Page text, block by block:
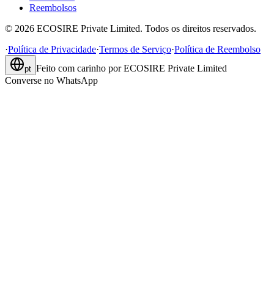
Reembolsos
© 2026 ECOSIRE Private Limited. Todos os direitos reservados.
·Política de Privacidade·Termos de Serviço·Política de Reembolso
pt Feito com carinho por ECOSIRE Private Limited
Converse no WhatsApp